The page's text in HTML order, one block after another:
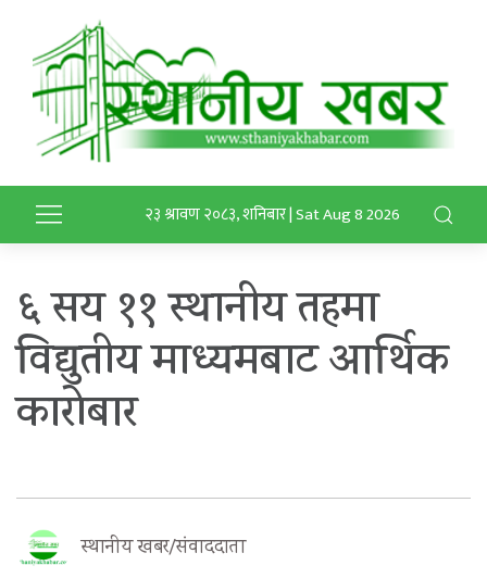
२३ श्रावण २०८३, शनिबार | Sat Aug 8 2026
६ सय ११ स्थानीय तहमा
विद्युतीय माध्यमबाट आर्थिक
कारोबार
स्थानीय खबर/संवाददाता